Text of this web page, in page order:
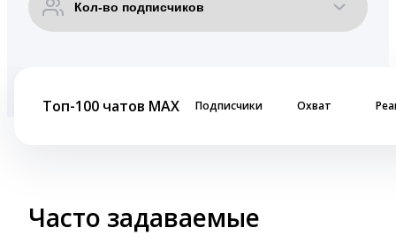
Топ-100 чатов MAX Подписчики Охват
Часто задаваемые